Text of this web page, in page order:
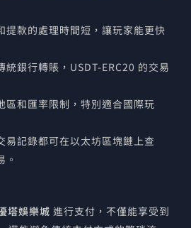
提款的處理時間短，讓玩家能更快
統銀行轉賬，USDT-ERC20 的交易
區和匯率限制，特別適合國際玩
易記錄都可在以太坊區塊鏈上查
。
塔娛樂城 進行支付，不僅能享受到